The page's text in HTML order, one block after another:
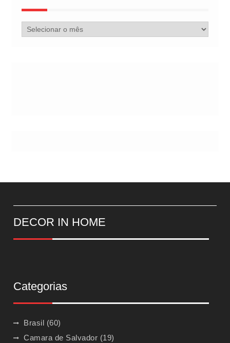
Arquivo
de
DECOR IN HOME
Categorias
Brasil (60)
Camara de Salvador (19)